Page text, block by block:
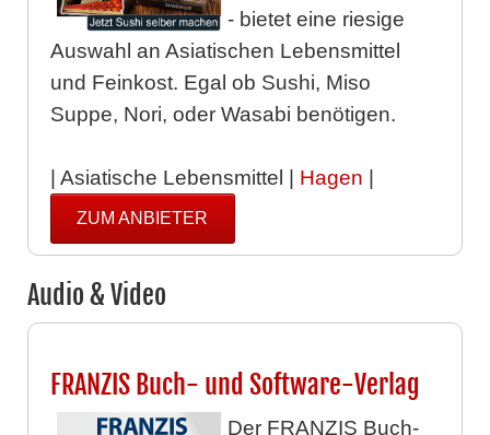
- bietet eine riesige
Auswahl an Asiatischen Lebensmittel
und Feinkost. Egal ob Sushi, Miso
Suppe, Nori, oder Wasabi benötigen.
| Asiatische Lebensmittel | Hagen |
ZUM ANBIETER
Audio & Video
FRANZIS Buch- und Software-Verlag
Der FRANZIS Buch-